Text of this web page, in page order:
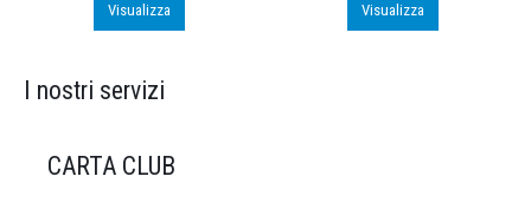
Visualizza Visualizza
I nostri servizi
CARTA CLUB